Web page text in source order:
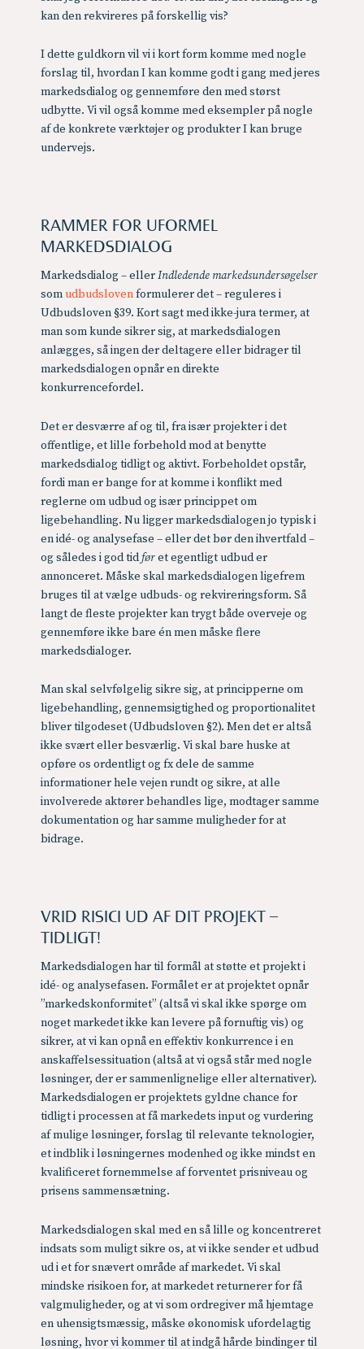
kan den rekvireres på forskellig vis?
I dette guldkorn vil vi i kort form komme med nogle
forslag til, hvordan I kan komme godt i gang med jeres
markedsdialog og gennemføre den med størst
udbytte. Vi vil også komme med eksempler på nogle
af de konkrete værktøjer og produkter I kan bruge
undervejs.
RAMMER FOR UFORMEL
MARKEDSDIALOG
Markedsdialog – ellerIndledende markedsundersøgelser
somudbudslovenformulerer det – reguleres i
Udbudsloven §39. Kort sagt med ikke-jura termer, at
man som kunde sikrer sig, at markedsdialogen
anlægges, så ingen der deltagere eller bidrager til
markedsdialogen opnår en direkte
konkurrencefordel.
Det er desværre af og til, fra især projekter i det
offentlige, et lille forbehold mod at benytte
markedsdialog tidligt og aktivt. Forbeholdet opstår,
fordi man er bange for at komme i konflikt med
reglerne om udbud og især princippet om
ligebehandling. Nu ligger markedsdialogen jo typisk i
en idé- og analysefase – eller det bør den ihvertfald –
og således i god tidføret egentligt udbud er
annonceret. Måske skal markedsdialogen ligefrem
bruges til at vælge udbuds- og rekvireringsform. Så
langt de fleste projekter kan trygt både overveje og
gennemføre ikke bare én men måske flere
markedsdialoger.
Man skal selvfølgelig sikre sig, at principperne om
ligebehandling, gennemsigtighed og proportionalitet
bliver tilgodeset (Udbudsloven §2). Men det er altså
ikke svært eller besværlig. Vi skal bare huske at
opføre os ordentligt og fx dele de samme
informationer hele vejen rundt og sikre, at alle
involverede aktører behandles lige, modtager samme
dokumentation og har samme muligheder for at
bidrage.
VRID RISICI UD AF DIT PROJEKT –
TIDLIGT!
Markedsdialogen har til formål at støtte et projekt i
idé- og analysefasen. Formålet er at projektet opnår
”markedskonformitet” (altså vi skal ikke spørge om
noget markedet ikke kan levere på fornuftig vis) og
sikrer, at vi kan opnå en effektiv konkurrence i en
anskaffelsessituation (altså at vi også står med nogle
løsninger, der er sammenlignelige eller alternativer).
Markedsdialogen er projektets gyldne chance for
tidligt i processen at få markedets input og vurdering
af mulige løsninger, forslag til relevante teknologier,
et indblik i løsningernes modenhed og ikke mindst en
kvalificeret fornemmelse af forventet prisniveau og
prisens sammensætning.
Markedsdialogen skal med en så lille og koncentreret
indsats som muligt sikre os, at vi ikke sender et udbud
ud i et for snævert område af markedet. Vi skal
mindske risikoen for, at markedet returnerer for få
valgmuligheder, og at vi som ordregiver må hjemtage
en uhensigtsmæssig, måske økonomisk ufordelagtig
løsning, hvor vi kommer til at indgå hårde bindinger til